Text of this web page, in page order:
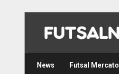
content
News Futsal Mercato